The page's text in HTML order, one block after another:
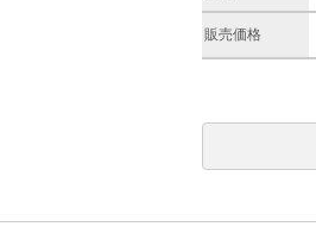
販売価格